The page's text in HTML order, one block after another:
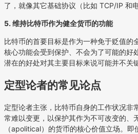
了，就像其它基础协议（比如 TCP/IP 和
5. 维持比特币作为健全货币的功能
比特币的首要目标是作为一种免于贬值的
核心功能会受到保护、不会为了可能的好
潜在的好处对其主要目标来说可能并不关键
定型论者的常见论点
定型论者主张，比特币自身的工作状况非
常难以变更，以保护其作为不可改变的、
（apolitical）的货币的核心价值立场。